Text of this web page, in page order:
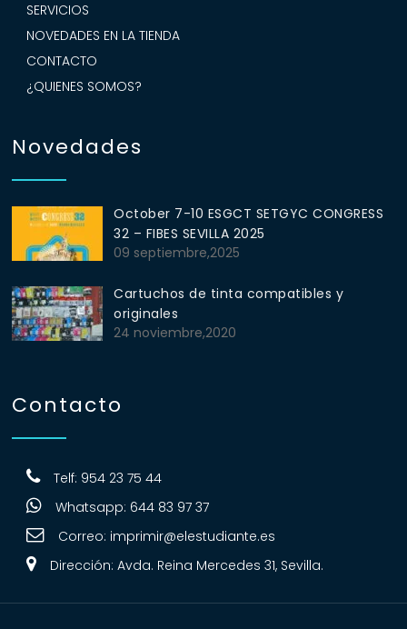
SERVICIOS
NOVEDADES EN LA TIENDA
CONTACTO
¿QUIENES SOMOS?
Novedades
October 7-10 ESGCT SETGYC CONGRESS
32 – FIBES SEVILLA 2025
09 septiembre,2025
Cartuchos de tinta compatibles y
originales
24 noviembre,2020
Contacto
Telf: 954 23 75 44
Whatsapp: 644 83 97 37
Correo: imprimir@elestudiante.es
Dirección: Avda. Reina Mercedes 31, Sevilla.